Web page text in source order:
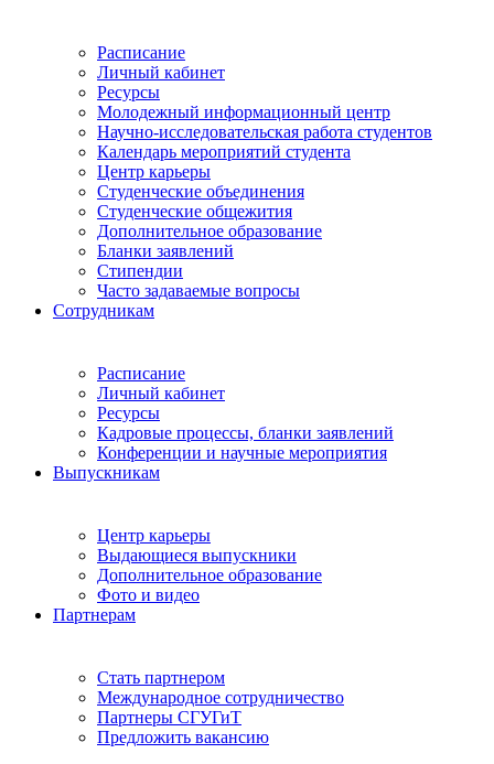
Расписание
Личный кабинет
Ресурсы
Молодежный информационный центр
Научно-исследовательская работа студентов
Календарь мероприятий студента
Центр карьеры
Студенческие объединения
Студенческие общежития
Дополнительное образование
Бланки заявлений
Стипендии
Часто задаваемые вопросы
Сотрудникам
Расписание
Личный кабинет
Ресурсы
Кадровые процессы, бланки заявлений
Конференции и научные мероприятия
Выпускникам
Центр карьеры
Выдающиеся выпускники
Дополнительное образование
Фото и видео
Партнерам
Стать партнером
Международное сотрудничество
Партнеры СГУГиТ
Предложить вакансию